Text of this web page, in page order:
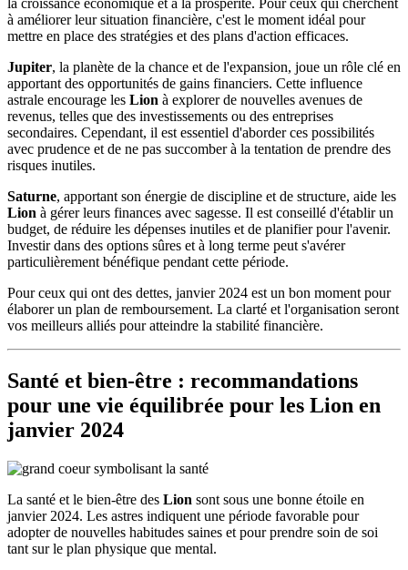
la croissance économique et à la prospérité. Pour ceux qui cherchent
à améliorer leur situation financière, c'est le moment idéal pour
mettre en place des stratégies et des plans d'action efficaces.
Jupiter, la planète de la chance et de l'expansion, joue un rôle clé en
apportant des opportunités de gains financiers. Cette influence
astrale encourage les Lion à explorer de nouvelles avenues de
revenus, telles que des investissements ou des entreprises
secondaires. Cependant, il est essentiel d'aborder ces possibilités
avec prudence et de ne pas succomber à la tentation de prendre des
risques inutiles.
Saturne, apportant son énergie de discipline et de structure, aide les
Lion à gérer leurs finances avec sagesse. Il est conseillé d'établir un
budget, de réduire les dépenses inutiles et de planifier pour l'avenir.
Investir dans des options sûres et à long terme peut s'avérer
particulièrement bénéfique pendant cette période.
Pour ceux qui ont des dettes, janvier 2024 est un bon moment pour
élaborer un plan de remboursement. La clarté et l'organisation seront
vos meilleurs alliés pour atteindre la stabilité financière.
Santé et bien-être : recommandations
pour une vie équilibrée pour les Lion en
janvier 2024
La santé et le bien-être des Lion sont sous une bonne étoile en
janvier 2024. Les astres indiquent une période favorable pour
adopter de nouvelles habitudes saines et pour prendre soin de soi
tant sur le plan physique que mental.